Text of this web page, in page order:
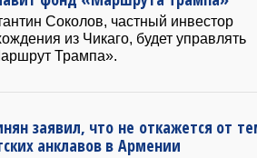
Соколов, частный инвестор
из Чикаго, будет управлять
Трампа».
заявил, что не откажется от
анклавов в Армении